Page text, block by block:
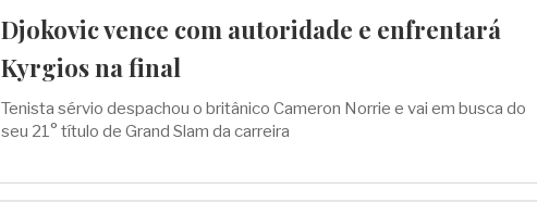
Djokovic vence com autoridade e enfrentará
Kyrgios na final
Tenista sérvio despachou o britânico Cameron Norrie e vai em busca do
seu 21° título de Grand Slam da carreira